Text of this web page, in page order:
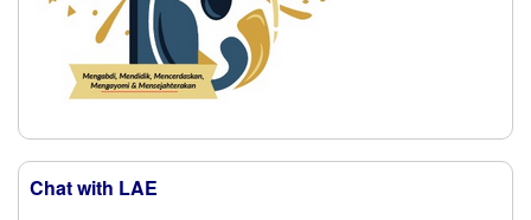
Chat with LAE